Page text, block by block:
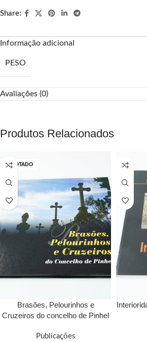
Share:
Informação adicional
PESO
Avaliações (0)
Produtos Relacionados
ESGOTADO
Brasões, Pelourinhos e
Cruzeiros do concelho de Pinhel
Monteiro, Ricardo Capelo –
Publicações